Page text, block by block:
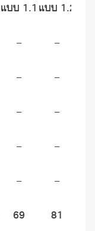
แบบ 1.1 แบบ 1.2
– –
– –
– –
– –
– –
69 81